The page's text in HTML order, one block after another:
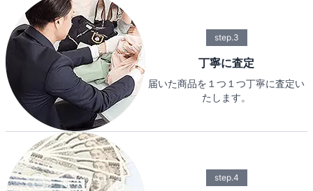
step.3
丁寧に査定
届いた商品を１つ１つ丁寧に査定い
たします。
step.4